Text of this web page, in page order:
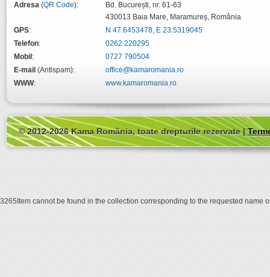
Adresa (QR Code):
Bd. București, nr. 61-63
430013 Baia Mare, Maramureș, România
GPS:
N 47.6453478, E 23.5319045
Telefon:
0262 220295
Mobil :
0727 790504
E-mail (Antispam):
office@kamaromania.ro
WWW: www.kamaromania.ro
© 2012-2026 Kama România, toate drepturile rezervate |
3265Item cannot be found in the collection corresponding to the requested name